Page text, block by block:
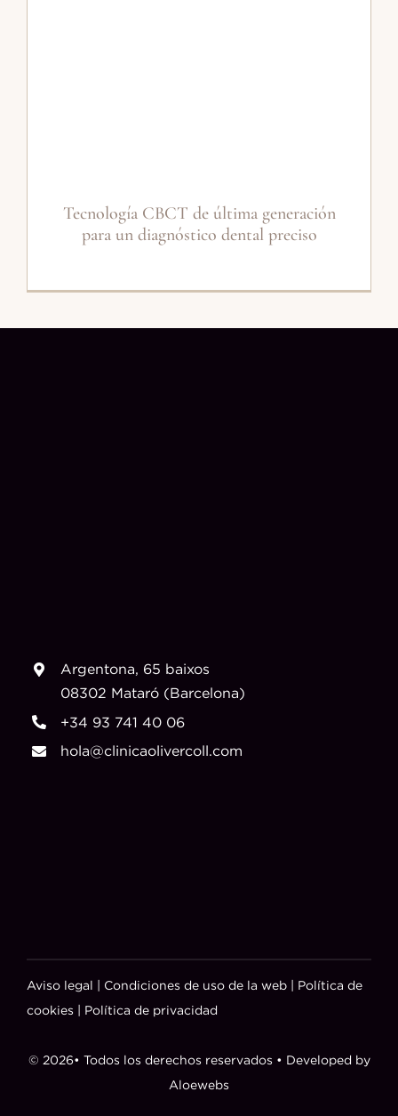
Tecnología CBCT de última generación
para un diagnóstico dental preciso
Argentona, 65 baixos
08302 Mataró (Barcelona)
+34 93 741 40 06
hola@clinicaolivercoll.com
© 2026• Todos los derechos reservados • Developed by
Aloewebs
Aviso legal Condiciones de uso de la web|
Política de
cookies
Política de privacidad